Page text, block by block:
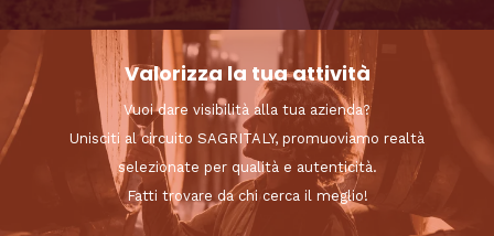
Valorizza la tua attività
Vuoi dare visibilità alla tua azienda?
Unisciti al circuito SAGRITALY, promuoviamo realtà
selezionate per qualità e autenticità.
Fatti trovare da chi cerca il meglio!